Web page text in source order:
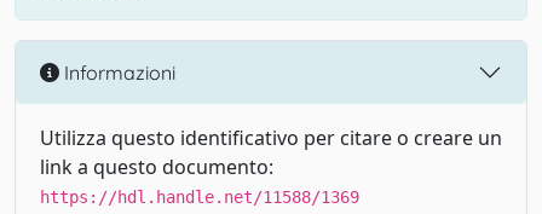
Informazioni
Utilizza questo identificativo per citare o creare un
link a questo documento:
https://hdl.handle.net/11588/1369